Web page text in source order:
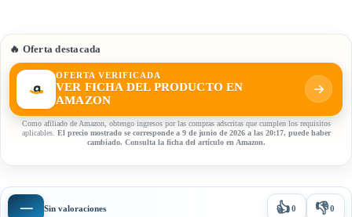
🔥 Oferta destacada
OFERTA VERIFICADA
VER FICHA DEL PRODUCTO EN
AMAZON
Como afiliado de Amazon, obtengo ingresos por las compras adscritas que cumplen los requisitos
aplicables. El precio mostrado se corresponde a 9 de junio de 2026 a las 20:17, puede haber
cambiado. Consulta la ficha del artículo en Amazon.
— Sin valoraciones 👍0 👎0